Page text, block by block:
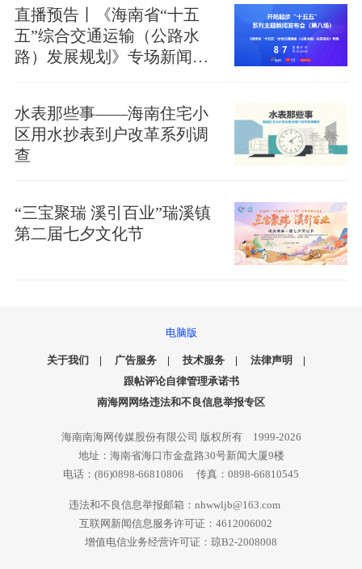
直播预告丨《海南省“十五
五”综合交通运输（公路水
路）发展规划》专场新闻发
水表那些事——海南住宅小
区用水抄表到户改革系列调
查
“三宝聚瑞 溪引百业”瑞溪镇
第二届七夕文化节
电脑版
关于我们 | 广告服务| 技术服务| 法律声明 |
跟帖评论自律管理承诺书
南海网网络违法和不良信息举报专区
海南南海网传媒股份有限公司 版权所有 1999-2026
地址：海南省海口市金盘路30号新闻大厦9楼
电话：(86)0898-66810806 传真：0898-66810545
违法和不良信息举报邮箱：nhwwljb@163.com
互联网新闻信息服务许可证：4612006002
增值电信业务经营许可证：琼B2-2008008